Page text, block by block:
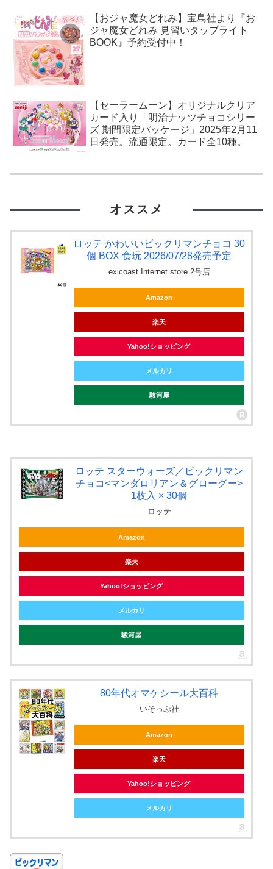
【おジャ魔女どれみ】宝島社より『お
ジャ魔女どれみ 見習いタップライト
BOOK』予約受付中！
【セーラームーン】オリジナルクリア
カード入り「明治ナッツチョコシリー
ズ 期間限定パッケージ」2025年2月11
日発売。流通限定。カード全10種。
オススメ
ロッテ かわいいビックリマンチョコ 30
個 BOX 食玩 2026/07/28発売予定
exicoast Internet store 2号店
Amazon
楽天
Yahoo!ショッピング
メルカリ
駿河屋
ロッテ スターウォーズ／ビックリマン
チョコ<マンダロリアン＆グローグー>
1枚入 × 30個
ロッテ
Amazon
楽天
Yahoo!ショッピング
メルカリ
駿河屋
80年代オマケシール大百科
いそっぷ社
Amazon
楽天
Yahoo!ショッピング
メルカリ